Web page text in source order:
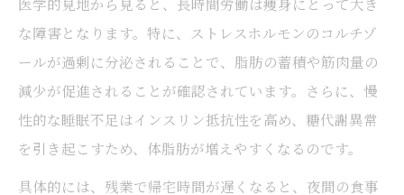
な障害となります。特に、ストレスホルモンのコルチゾ
ールが過剰に分泌されることで、脂肪の蓄積や筋肉量の
減少が促進されることが確認されています。さらに、慢
性的な睡眠不足はインスリン抵抗性を高め、糖代謝異常
を引き起こすため、体脂肪が増えやすくなるのです。
具体的には、残業で帰宅時間が遅くなると、夜間の食事